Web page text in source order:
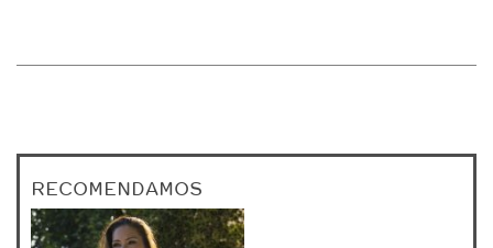
RECOMENDAMOS